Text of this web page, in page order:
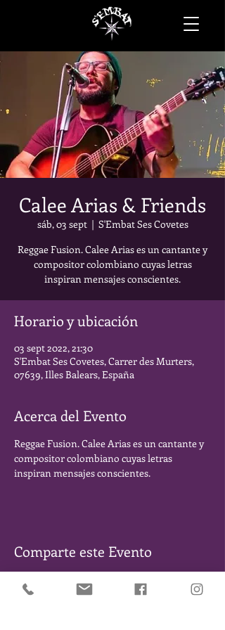
Calee Arias & Friends
sáb, 03 sept
  |
S'Embat Ses Covetes
Reggae Fusion. Calee Arias es un cantante y
compositor colombiano cuyas letras
inspiran mensajes conscientes.
Horario y ubicación
03 sept 2022, 21:30
S'Embat Ses Covetes, Carrer des Murters,
07639, Illes Balears, España
Acerca del Evento
Reggae Fusion. Calee Arias es un cantante y
compositor colombiano cuyas letras
inspiran mensajes conscientes.
Comparte este Evento